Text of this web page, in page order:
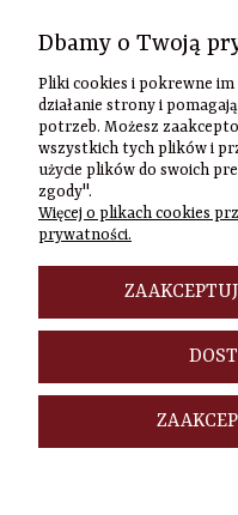
Dbamy o Twoją
Pliki cookies i pokrewne
działanie strony i
potrzeb. Możesz
wszystkich tych plików i
użycie plików do swoich
zgody".
Więcej o plikach cookies
prywatności.